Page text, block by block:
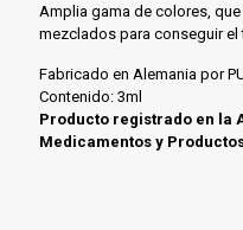
Amplia gama de colores,
mezclados para conseguir
Fabricado en Alemania por
Contenido: 3ml
Producto registrado en la
Medicamentos y